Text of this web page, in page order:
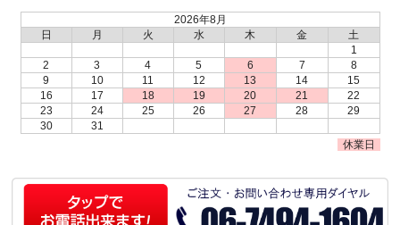
2026年8月
日
月 火 水 木 金
土
1
2
3 4 5 6 7
8
9
10 11 12 13 14
15
16
17 18 19 20 21
22
23
24 25 26 27 28
29
30
31
休業日